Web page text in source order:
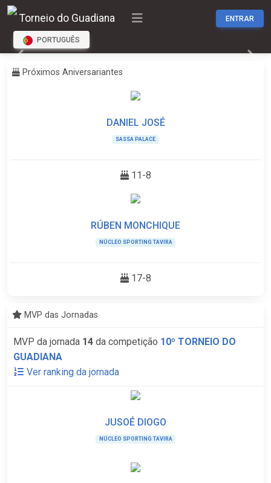
Torneio do Guadiana ENTRAR
PORTUGUÊS
Próximos Aniversariantes
DANIEL JOSÉ
SASSA PALACE
11-8
RÚBEN MONCHIQUE
NÚCLEO SPORTING TAVIRA
17-8
MVP das Jornadas
MVP da jornada 14 da competição 10º TORNEIO DO
GUADIANA
Ver ranking da jornada
JUSOÉ DIOGO
NÚCLEO SPORTING TAVIRA